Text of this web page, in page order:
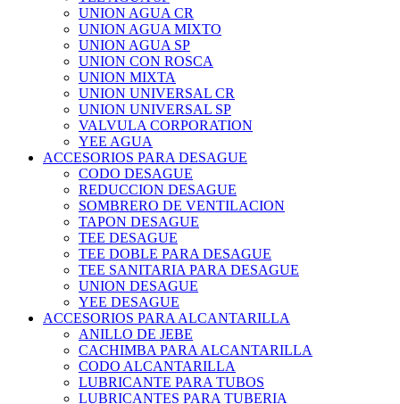
UNION AGUA CR
UNION AGUA MIXTO
UNION AGUA SP
UNION CON ROSCA
UNION MIXTA
UNION UNIVERSAL CR
UNION UNIVERSAL SP
VALVULA CORPORATION
YEE AGUA
ACCESORIOS PARA DESAGUE
CODO DESAGUE
REDUCCION DESAGUE
SOMBRERO DE VENTILACION
TAPON DESAGUE
TEE DESAGUE
TEE DOBLE PARA DESAGUE
TEE SANITARIA PARA DESAGUE
UNION DESAGUE
YEE DESAGUE
ACCESORIOS PARA ALCANTARILLA
ANILLO DE JEBE
CACHIMBA PARA ALCANTARILLA
CODO ALCANTARILLA
LUBRICANTE PARA TUBOS
LUBRICANTES PARA TUBERIA